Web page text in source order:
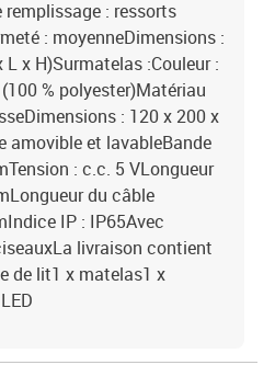
: ressorts
: moyenneDimensions :
x H)Surmatelas :Couleur :
% polyester)Matériau
: 120 x 200 x
amovible et lavableBande
: c.c. 5 VLongueur
du câble
IP : IP65Avec
livraison contient
de lit1 x matelas1 x